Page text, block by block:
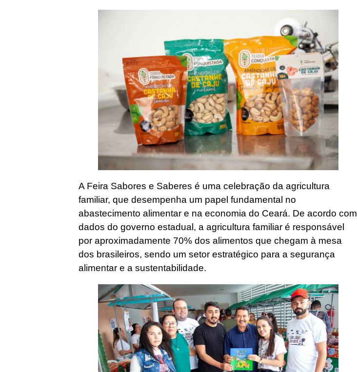
A Feira Sabores e Saberes é uma celebração da agricultura
familiar, que desempenha um papel fundamental no
abastecimento alimentar e na economia do Ceará. De acordo com
dados do governo estadual, a agricultura familiar é responsável
por aproximadamente 70% dos alimentos que chegam à mesa
dos brasileiros, sendo um setor estratégico para a segurança
alimentar e a sustentabilidade.